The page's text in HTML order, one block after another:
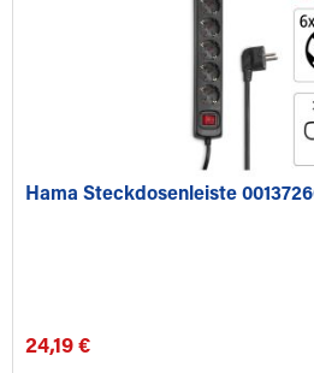
Hama Steckdosenleiste
24,19 €